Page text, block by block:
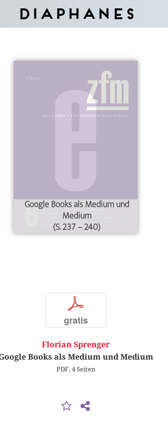
Diaphanes
Google Books als Medium und
Medium
(S. 237 – 240)
p
gratis
Florian Sprenger
Books als Medium und Medium
PDF, 4 Seiten